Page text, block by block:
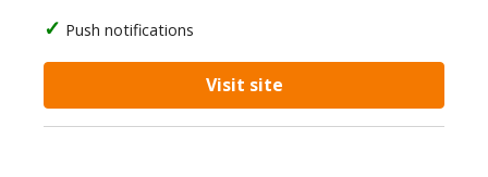
Push notifications
Visit site